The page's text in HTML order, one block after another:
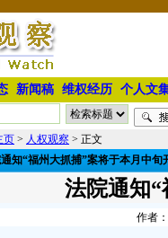
新闻稿 维权经历 个人文
页 > 人权观察 > 正文
知“福州大抓捕”案将于本月中旬
法院通知
作者